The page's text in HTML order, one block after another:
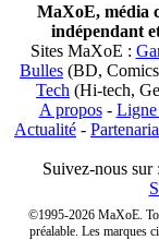
MaXoE, média
indépendant
Sites MaXoE :
Bulles (BD,
Tech (Hi-tech,
A propos- Ligne
Actualité -
Suivez-nous sur :
©1995-2026 MaXoE.
préalable. Les marques